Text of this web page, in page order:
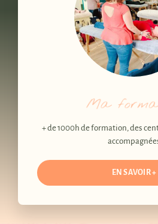
+ de 1000h de formation, des
EN SAVOIR +